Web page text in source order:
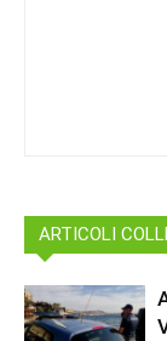
ARTICOLI